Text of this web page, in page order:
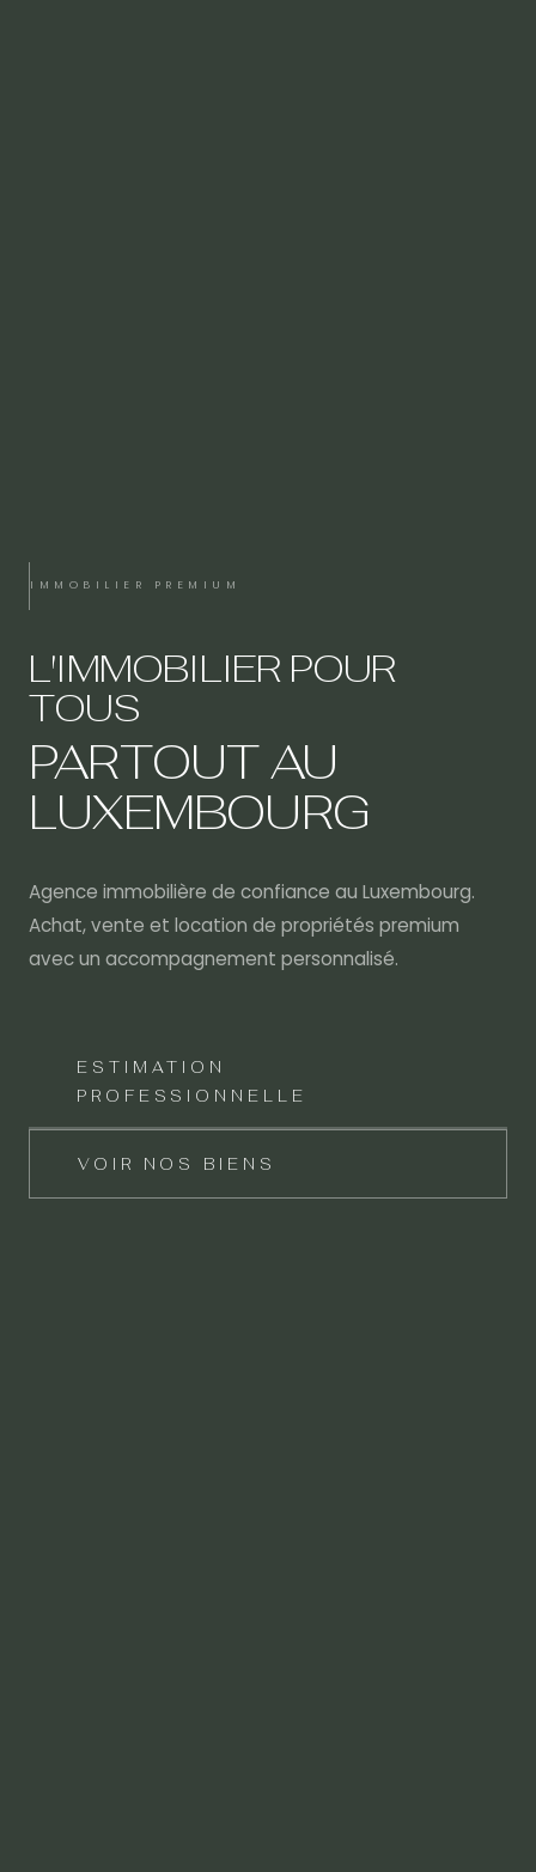
IMMOBILIER PREMIUM
L'IMMOBILIER POUR
TOUS
PARTOUT AU
LUXEMBOURG
Agence immobilière de confiance au Luxembourg.
Achat, vente et location de propriétés premium
avec un accompagnement personnalisé.
ESTIMATION
PROFESSIONNELLE
VOIR NOS BIENS